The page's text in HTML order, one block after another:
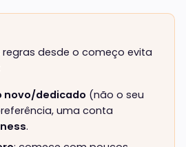
desde o começo evita
novo/dedicado (não o seu
uma conta
.